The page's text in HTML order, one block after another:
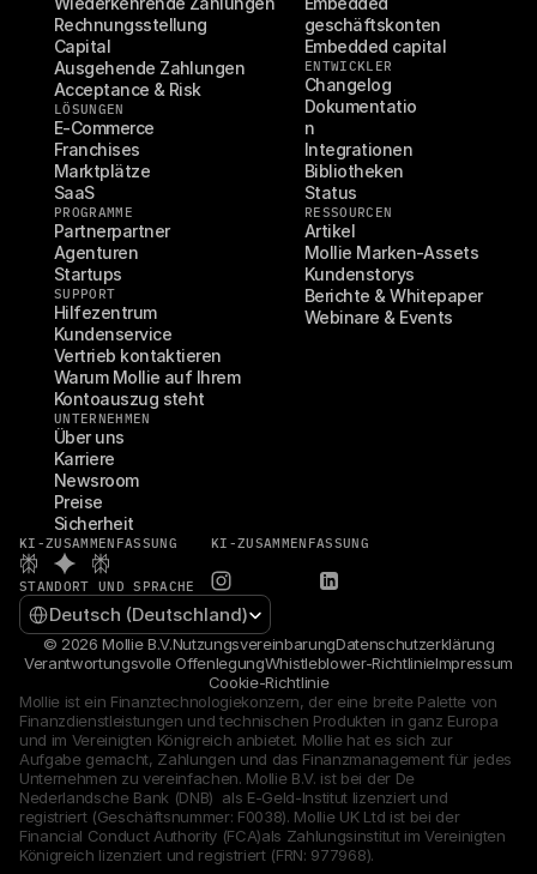
Rechnungsstellung
Capital
Ausgehende Zahlungen
Acceptance & Risk
LÖSUNGEN
E-Commerce
Franchises
Marktplätze
SaaS
PROGRAMME
Partnerpartner
Agenturen
Startups
SUPPORT
Hilfezentrum
Kundenservice
Vertrieb kontaktieren
Warum Mollie auf Ihrem
Kontoauszug steht
UNTERNEHMEN
Über uns
Karriere
Newsroom
Preise
Sicherheit
geschäftskonten
Embedded capital
ENTWICKLER
Changelog
Dokumentatio
n
Integrationen
Bibliotheken
Status
RESSOURCEN
Artikel
Mollie Marken-Assets
Kundenstorys
Berichte & Whitepaper
Webinare & Events
KI-ZUSAMMENFASSUNG KI-ZUSAMMENFASSUNG
STANDORT UND SPRACHE
Select Language
Deutsch (Deutschland)
© 2026 Mollie B.V.NutzungsvereinbarungDatenschutzerklärung
Verantwortungsvolle OffenlegungWhistleblower-RichtlinieImpressum
Cookie-Richtlinie
Mollie ist ein Finanztechnologiekonzern, der eine breite Palette von
Finanzdienstleistungen und technischen Produkten in ganz Europa
und im Vereinigten Königreich anbietet. Mollie hat es sich zur
Aufgabe gemacht, Zahlungen und das Finanzmanagement für jedes
Unternehmen zu vereinfachen. Mollie B.V. ist bei der De
Nederlandsche Bank (DNB)  als E-Geld-Institut lizenziert und
registriert (Geschäftsnummer: F0038). Mollie UK Ltd ist bei der
Financial Conduct Authority (FCA)als Zahlungsinstitut im Vereinigten
Königreich lizenziert und registriert (FRN: 977968).